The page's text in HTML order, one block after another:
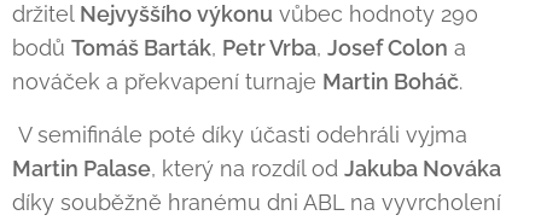
držitel Nejvyššího výkonu vůbec hodnoty 290
bodů Tomáš Barták, Petr Vrba, Josef Colon a
nováček a překvapení turnaje Martin Boháč.
V semifinále poté díky účasti odehráli vyjma
Martin Palase, který na rozdíl od Jakuba Nováka
díky souběžně hranému dni ABL na vyvrcholení